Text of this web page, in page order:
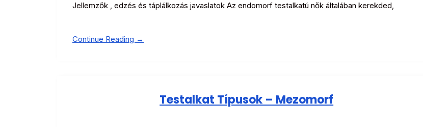
Jellemzők , edzés és táplálkozás javaslatok Az endomorf testalkatú nők általában kerekded,
Continue Reading →
Testalkat Típusok – Mezomorf